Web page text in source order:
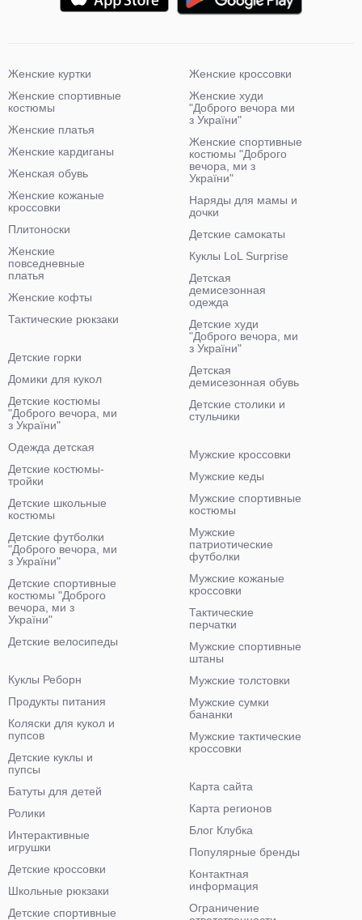
Женские куртки
Женские спортивные
костюмы
Женские платья
Женские кардиганы
Женская обувь
Женские кожаные
кроссовки
Плитоноски
Женские
повседневные
платья
Женские кофты
Тактические рюкзаки
Женские кроссовки
Женские худи
"Доброго вечора ми
з України"
Женские спортивные
костюмы "Доброго
вечора, ми з
України"
Наряды для мамы и
дочки
Детские самокаты
Куклы LoL Surprise
Детская
демисезонная
одежда
Детские худи
"Доброго вечора, ми
з України"
Детская
демисезонная обувь
Детские столики и
стульчики
Детские горки
Домики для кукол
Детские костюмы
"Доброго вечора, ми
з України"
Одежда детская
Детские костюмы-
тройки
Детские школьные
костюмы
Детские футболки
"Доброго вечора, ми
з України"
Детские спортивные
костюмы "Доброго
вечора, ми з
України"
Детские велосипеды
Мужские кроссовки
Мужские кеды
Мужские спортивные
костюмы
Мужские
патриотические
футболки
Мужские кожаные
кроссовки
Тактические
перчатки
Мужские спортивные
штаны
Мужские толстовки
Мужские сумки
бананки
Мужские тактические
кроссовки
Куклы Реборн
Продукты питания
Коляски для кукол и
пупсов
Детские куклы и
пупсы
Батуты для детей
Ролики
Интерактивные
игрушки
Детские кроссовки
Школьные рюкзаки
Детские спортивные
Карта сайта
Карта регионов
Блог Клубка
Популярные бренды
Контактная
информация
Ограничение